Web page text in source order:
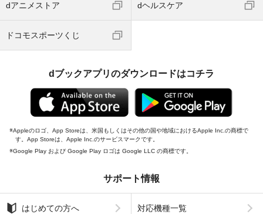
dアニメストア dヘルスケア
ドコモスポーツくじ
dブックアプリのダウンロードはコチラ
Appleのロゴ、App Storeは、米国もしくはその他の国や地域におけるApple Inc.の商標で
す。App Storeは、Apple Inc.のサービスマークです。
Google Play および Google Play ロゴは Google LLC の商標です。
サポート情報
はじめての方へ 対応機種一覧